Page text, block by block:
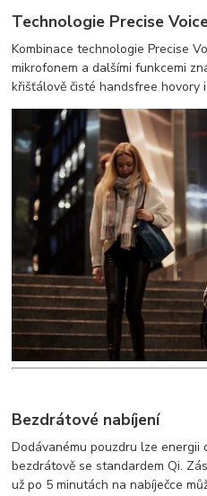
Technologie Precise
Kombinace technologie Precise
mikrofonem a dalšími funkcemi
křišťálově čisté handsfree hovory
Bezdrátové nabíjení
Dodávanému pouzdru lze energii
bezdrátově se standardem Qi.
už po 5 minutách na nabíječce